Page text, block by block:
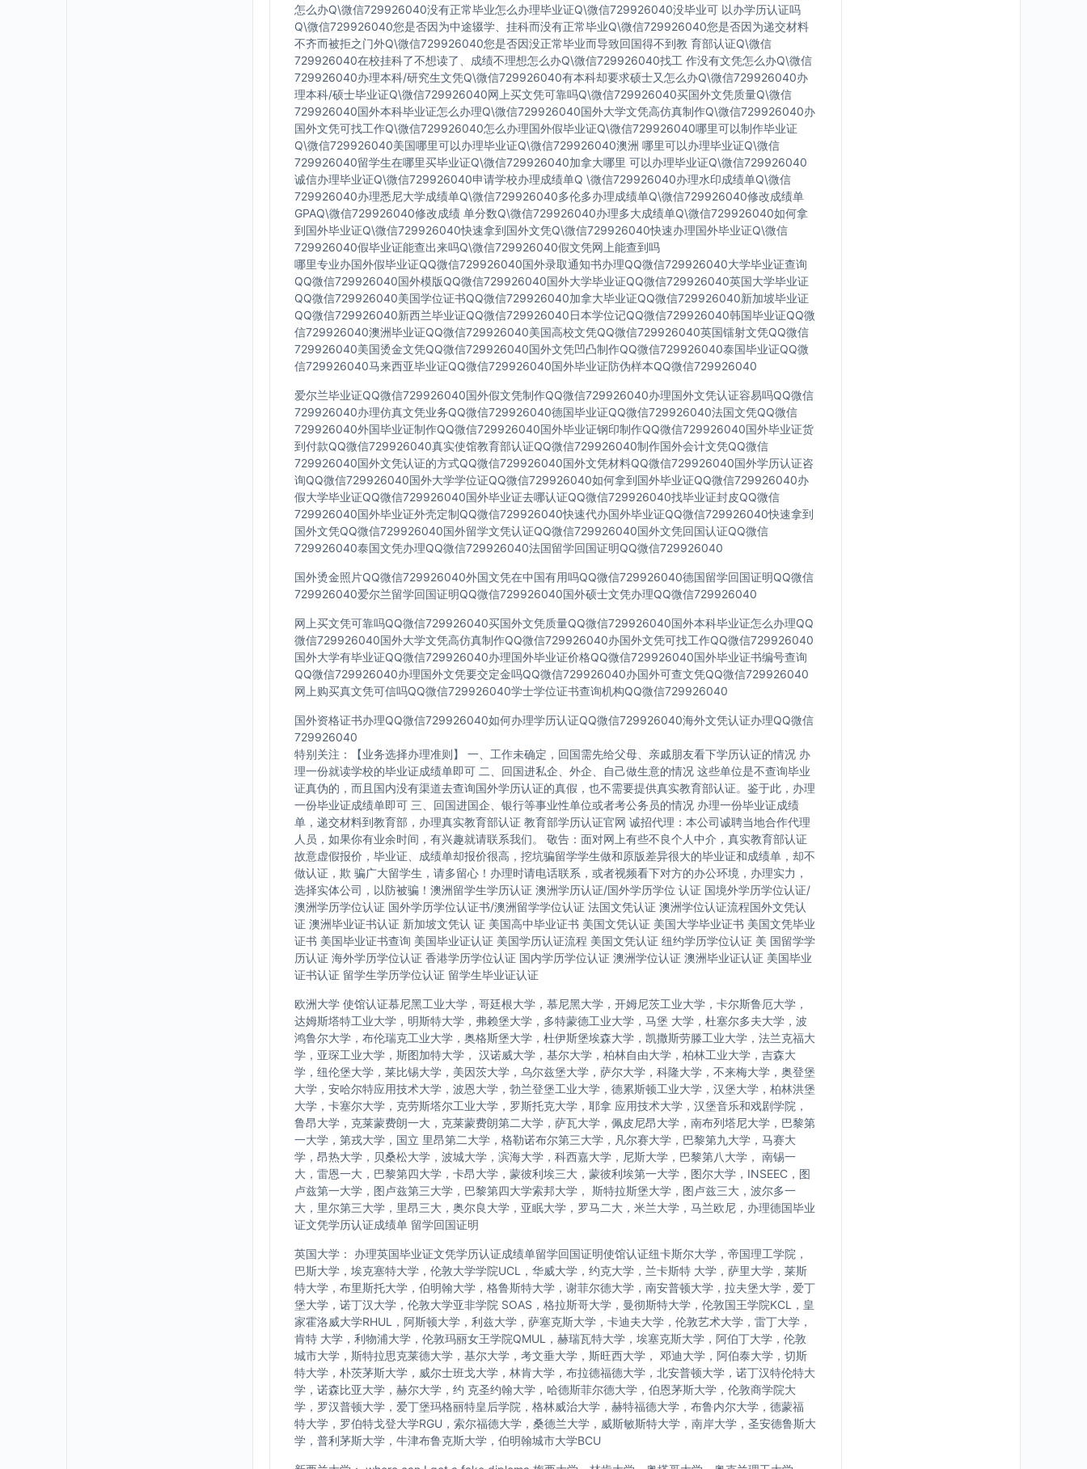
怎么办Q\微信729926040没有正常毕业怎么办理毕业证Q\微信729926040没毕业可 以办学历认证吗
Q\微信729926040您是否因为中途辍学、挂科而没有正常毕业Q\微信729926040您是否因为递交材料
不齐而被拒之门外Q\微信729926040您是否因没正常毕业而导致回国得不到教 育部认证Q\微信
729926040在校挂科了不想读了、成绩不理想怎么办Q\微信729926040找工 作没有文凭怎么办Q\微信
729926040办理本科/研究生文凭Q\微信729926040有本科却要求硕士又怎么办Q\微信729926040办
理本科/硕士毕业证Q\微信729926040网上买文凭可靠吗Q\微信729926040买国外文凭质量Q\微信
729926040国外本科毕业证怎么办理Q\微信729926040国外大学文凭高仿真制作Q\微信729926040办
国外文凭可找工作Q\微信729926040怎么办理国外假毕业证Q\微信729926040哪里可以制作毕业证
Q\微信729926040美国哪里可以办理毕业证Q\微信729926040澳洲 哪里可以办理毕业证Q\微信
729926040留学生在哪里买毕业证Q\微信729926040加拿大哪里 可以办理毕业证Q\微信729926040
诚信办理毕业证Q\微信729926040申请学校办理成绩单Q \微信729926040办理水印成绩单Q\微信
729926040办理悉尼大学成绩单Q\微信729926040多伦多办理成绩单Q\微信729926040修改成绩单
GPAQ\微信729926040修改成绩 单分数Q\微信729926040办理多大成绩单Q\微信729926040如何拿
到国外毕业证Q\微信729926040快速拿到国外文凭Q\微信729926040快速办理国外毕业证Q\微信
729926040假毕业证能查出来吗Q\微信729926040假文凭网上能查到吗
哪里专业办国外假毕业证QQ微信729926040国外录取通知书办理QQ微信729926040大学毕业证查询
QQ微信729926040国外模版QQ微信729926040国外大学毕业证QQ微信729926040英国大学毕业证
QQ微信729926040美国学位证书QQ微信729926040加拿大毕业证QQ微信729926040新加坡毕业证
QQ微信729926040新西兰毕业证QQ微信729926040日本学位记QQ微信729926040韩国毕业证QQ微
信729926040澳洲毕业证QQ微信729926040美国高校文凭QQ微信729926040英国镭射文凭QQ微信
729926040美国烫金文凭QQ微信729926040国外文凭凹凸制作QQ微信729926040泰国毕业证QQ微
信729926040马来西亚毕业证QQ微信729926040国外毕业证防伪样本QQ微信729926040
爱尔兰毕业证QQ微信729926040国外假文凭制作QQ微信729926040办理国外文凭认证容易吗QQ微信
729926040办理仿真文凭业务QQ微信729926040德国毕业证QQ微信729926040法国文凭QQ微信
729926040外国毕业证制作QQ微信729926040国外毕业证钢印制作QQ微信729926040国外毕业证货
到付款QQ微信729926040真实使馆教育部认证QQ微信729926040制作国外会计文凭QQ微信
729926040国外文凭认证的方式QQ微信729926040国外文凭材料QQ微信729926040国外学历认证咨
询QQ微信729926040国外大学学位证QQ微信729926040如何拿到国外毕业证QQ微信729926040办
假大学毕业证QQ微信729926040国外毕业证去哪认证QQ微信729926040找毕业证封皮QQ微信
729926040国外毕业证外壳定制QQ微信729926040快速代办国外毕业证QQ微信729926040快速拿到
国外文凭QQ微信729926040国外留学文凭认证QQ微信729926040国外文凭回国认证QQ微信
729926040泰国文凭办理QQ微信729926040法国留学回国证明QQ微信729926040
国外烫金照片QQ微信729926040外国文凭在中国有用吗QQ微信729926040德国留学回国证明QQ微信
729926040爱尔兰留学回国证明QQ微信729926040国外硕士文凭办理QQ微信729926040
网上买文凭可靠吗QQ微信729926040买国外文凭质量QQ微信729926040国外本科毕业证怎么办理QQ
微信729926040国外大学文凭高仿真制作QQ微信729926040办国外文凭可找工作QQ微信729926040
国外大学有毕业证QQ微信729926040办理国外毕业证价格QQ微信729926040国外毕业证书编号查询
QQ微信729926040办理国外文凭要交定金吗QQ微信729926040办国外可查文凭QQ微信729926040
网上购买真文凭可信吗QQ微信729926040学士学位证书查询机构QQ微信729926040
国外资格证书办理QQ微信729926040如何办理学历认证QQ微信729926040海外文凭认证办理QQ微信
729926040
特别关注：【业务选择办理准则】 一、工作未确定，回国需先给父母、亲戚朋友看下学历认证的情况 办
理一份就读学校的毕业证成绩单即可 二、回国进私企、外企、自己做生意的情况 这些单位是不查询毕业
证真伪的，而且国内没有渠道去查询国外学历认证的真假，也不需要提供真实教育部认证。鉴于此，办理
一份毕业证成绩单即可 三、回国进国企、银行等事业性单位或者考公务员的情况 办理一份毕业证成绩
单，递交材料到教育部，办理真实教育部认证 教育部学历认证官网 诚招代理：本公司诚聘当地合作代理
人员，如果你有业余时间，有兴趣就请联系我们。 敬告：面对网上有些不良个人中介，真实教育部认证
故意虚假报价，毕业证、成绩单却报价很高，挖坑骗留学学生做和原版差异很大的毕业证和成绩单，却不
做认证，欺 骗广大留学生，请多留心！办理时请电话联系，或者视频看下对方的办公环境，办理实力，
选择实体公司，以防被骗！澳洲留学生学历认证 澳洲学历认证/国外学历学位 认证 国境外学历学位认证/
澳洲学历学位认证 国外学历学位认证书/澳洲留学学位认证 法国文凭认证 澳洲学位认证流程国外文凭认
证 澳洲毕业证书认证 新加坡文凭认 证 美国高中毕业证书 美国文凭认证 美国大学毕业证书 美国文凭毕业
证书 美国毕业证书查询 美国毕业证认证 美国学历认证流程 美国文凭认证 纽约学历学位认证 美 国留学学
历认证 海外学历学位认证 香港学历学位认证 国内学历学位认证 澳洲学位认证 澳洲毕业证认证 美国毕业
证书认证 留学生学历学位认证 留学生毕业证认证
欧洲大学 使馆认证慕尼黑工业大学，哥廷根大学，慕尼黑大学，开姆尼茨工业大学，卡尔斯鲁厄大学，
达姆斯塔特工业大学，明斯特大学，弗赖堡大学，多特蒙德工业大学，马堡 大学，杜塞尔多夫大学，波
鸿鲁尔大学，布伦瑞克工业大学，奥格斯堡大学，杜伊斯堡埃森大学，凯撒斯劳滕工业大学，法兰克福大
学，亚琛工业大学，斯图加特大学， 汉诺威大学，基尔大学，柏林自由大学，柏林工业大学，吉森大
学，纽伦堡大学，莱比锡大学，美因茨大学，乌尔兹堡大学，萨尔大学，科隆大学，不来梅大学，奥登堡
大学，安哈尔特应用技术大学，波恩大学，勃兰登堡工业大学，德累斯顿工业大学，汉堡大学，柏林洪堡
大学，卡塞尔大学，克劳斯塔尔工业大学，罗斯托克大学，耶拿 应用技术大学，汉堡音乐和戏剧学院，
鲁昂大学，克莱蒙费朗一大，克莱蒙费朗第二大学，萨瓦大学，佩皮尼昂大学，南布列塔尼大学，巴黎第
一大学，第戎大学，国立 里昂第二大学，格勒诺布尔第三大学，凡尔赛大学，巴黎第九大学，马赛大
学，昂热大学，贝桑松大学，波城大学，滨海大学，科西嘉大学，尼斯大学，巴黎第八大学， 南锡一
大，雷恩一大，巴黎第四大学，卡昂大学，蒙彼利埃三大，蒙彼利埃第一大学，图尔大学，INSEEC，图
卢兹第一大学，图卢兹第三大学，巴黎第四大学索邦大学， 斯特拉斯堡大学，图卢兹三大，波尔多一
大，里尔第三大学，里昂三大，奥尔良大学，亚眠大学，罗马二大，米兰大学，马兰欧尼，办理德国毕业
证文凭学历认证成绩单 留学回国证明
英国大学： 办理英国毕业证文凭学历认证成绩单留学回国证明使馆认证纽卡斯尔大学，帝国理工学院，
巴斯大学，埃克塞特大学，伦敦大学学院UCL，华威大学，约克大学，兰卡斯特 大学，萨里大学，莱斯
特大学，布里斯托大学，伯明翰大学，格鲁斯特大学，谢菲尔德大学，南安普顿大学，拉夫堡大学，爱丁
堡大学，诺丁汉大学，伦敦大学亚非学院 SOAS，格拉斯哥大学，曼彻斯特大学，伦敦国王学院KCL，皇
家霍洛威大学RHUL，阿斯顿大学，利兹大学，萨塞克斯大学，卡迪夫大学，伦敦艺术大学，雷丁大学，
肯特 大学，利物浦大学，伦敦玛丽女王学院QMUL，赫瑞瓦特大学，埃塞克斯大学，阿伯丁大学，伦敦
城市大学，斯特拉思克莱德大学，基尔大学，考文垂大学，斯旺西大学， 邓迪大学，阿伯泰大学，切斯
特大学，朴茨茅斯大学，威尔士班戈大学，林肯大学，布拉德福德大学，北安普顿大学，诺丁汉特伦特大
学，诺森比亚大学，赫尔大学，约 克圣约翰大学，哈德斯菲尔德大学，伯恩茅斯大学，伦敦商学院大
学，罗汉普顿大学，爱丁堡玛格丽特皇后学院，格林威治大学，赫特福德大学，布鲁内尔大学，德蒙福
特大学，罗伯特戈登大学RGU，索尔福德大学，桑德兰大学，威斯敏斯特大学，南岸大学，圣安德鲁斯大
学，普利茅斯大学，牛津布鲁克斯大学，伯明翰城市大学BCU